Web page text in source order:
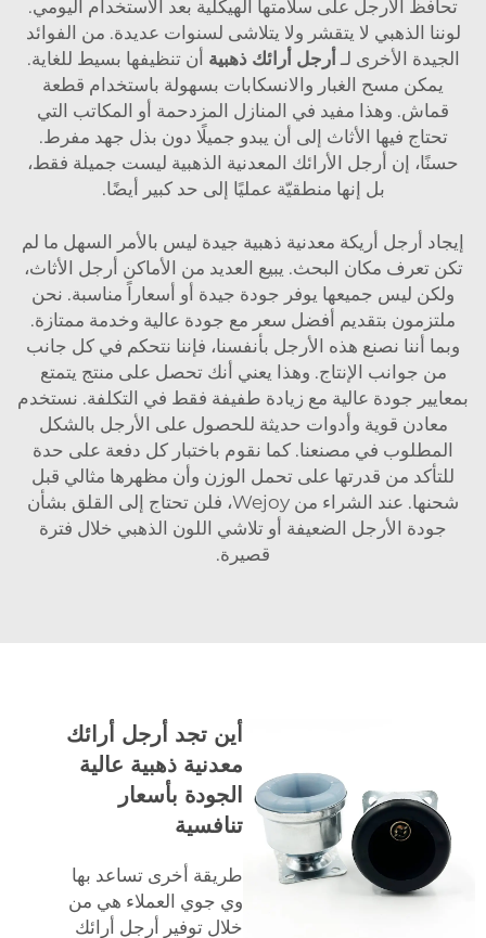
تحافظ الأرجل على سلامتها الهيكلية بعد الاستخدام اليومي.
لوننا الذهبي لا يتقشر ولا يتلاشى لسنوات عديدة. من الفوائد
الجيدة الأخرى لـ أرجل أرائك ذهبية أن تنظيفها بسيط للغاية.
يمكن مسح الغبار والانسكابات بسهولة باستخدام قطعة
قماش. وهذا مفيد في المنازل المزدحمة أو المكاتب التي
تحتاج فيها الأثاث إلى أن يبدو جميلًا دون بذل جهد مفرط.
حسنًا، إن أرجل الأرائك المعدنية الذهبية ليست جميلة فقط،
بل إنها منطقيّة عمليًا إلى حد كبير أيضًا.
إيجاد أرجل أريكة معدنية ذهبية جيدة ليس بالأمر السهل ما لم
تكن تعرف مكان البحث. يبيع العديد من الأماكن أرجل الأثاث،
ولكن ليس جميعها يوفر جودة جيدة أو أسعاراً مناسبة. نحن
ملتزمون بتقديم أفضل سعر مع جودة عالية وخدمة ممتازة.
وبما أننا نصنع هذه الأرجل بأنفسنا، فإننا نتحكم في كل جانب
من جوانب الإنتاج. وهذا يعني أنك تحصل على منتج يتمتع
بمعايير جودة عالية مع زيادة طفيفة فقط في التكلفة. نستخدم
معادن قوية وأدوات حديثة للحصول على الأرجل بالشكل
المطلوب في مصنعنا. كما نقوم باختبار كل دفعة على حدة
للتأكد من قدرتها على تحمل الوزن وأن مظهرها مثالي قبل
شحنها. عند الشراء من Wejoy، فلن تحتاج إلى القلق بشأن
جودة الأرجل الضعيفة أو تلاشي اللون الذهبي خلال فترة
قصيرة.
أين تجد أرجل أرائك
معدنية ذهبية عالية
الجودة بأسعار
تنافسية
طريقة أخرى تساعد بها
وي جوي العملاء هي من
خلال توفير أرجل أرائك